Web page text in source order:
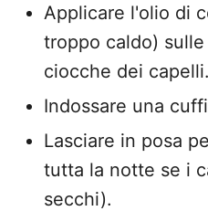
Applicare l'olio di
troppo caldo)
ciocche dei capelli.
Indossare una
Lasciare in posa
tutta la notte se i
secchi).